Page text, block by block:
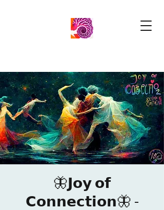
🦋𝗝𝗼𝘆 𝗼𝗳
𝗖𝗼𝗻𝗻𝗲𝗰𝘁𝗶𝗼𝗻🦋 -